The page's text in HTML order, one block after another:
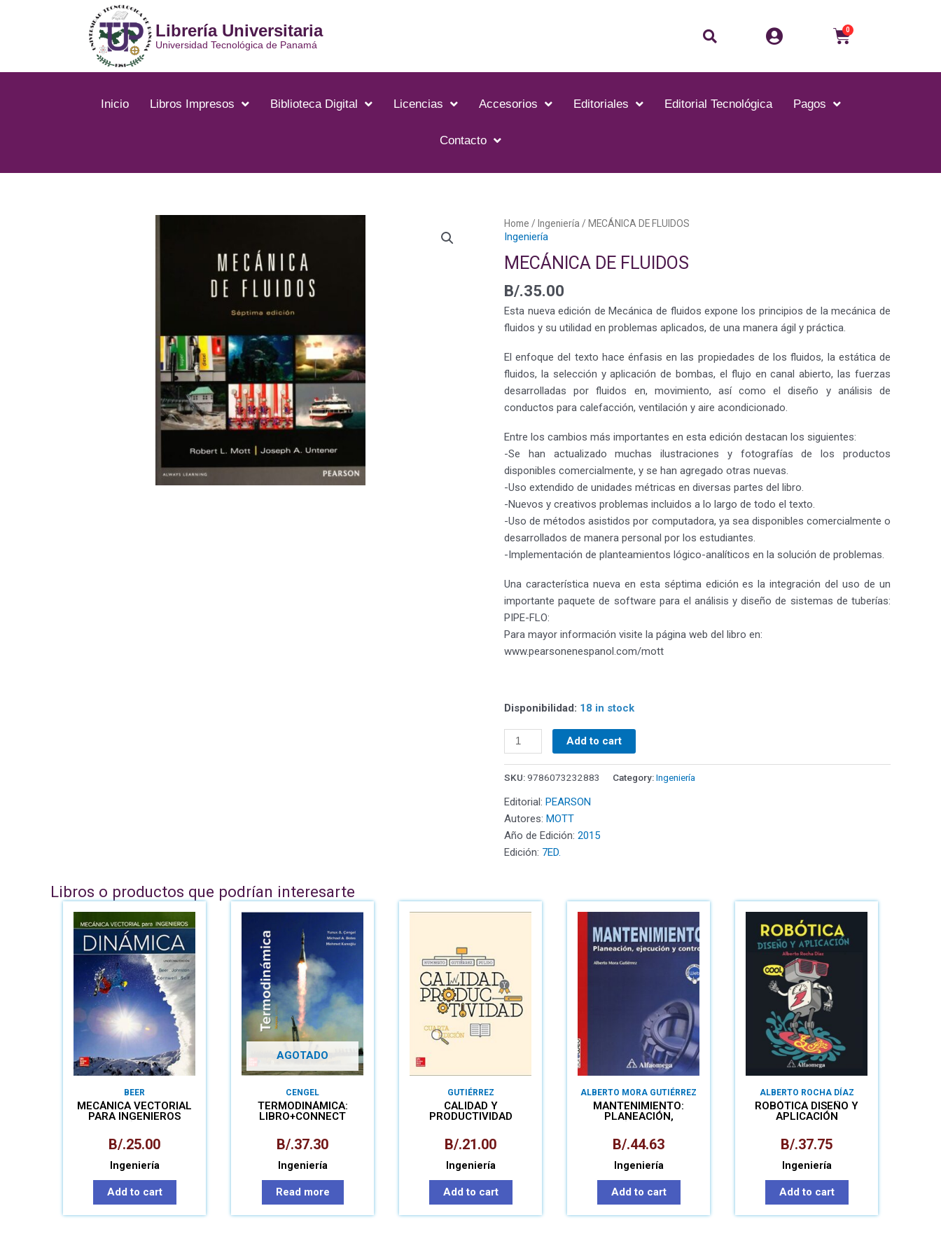
Librería Universitaria
Universidad Tecnológica de Panamá
0
Inicio Libros Impresos Biblioteca Digital Licencias Accesorios Editoriales Editorial Tecnológica Pagos
Contacto
Home / Ingeniería / MECÁNICA DE FLUIDOS
Ingeniería
MECÁNICA DE FLUIDOS
B/.35.00
Esta nueva edición de Mecánica de fluidos expone los principios de la mecánica de
fluidos y su utilidad en problemas aplicados, de una manera ágil y práctica.
El enfoque del texto hace énfasis en las propiedades de los fluidos, la estática de
fluidos, la selección y aplicación de bombas, el flujo en canal abierto, las fuerzas
desarrolladas por fluidos en, movimiento, así como el diseño y análisis de
conductos para calefacción, ventilación y aire acondicionado.
Entre los cambios más importantes en esta edición destacan los siguientes:
-Se han actualizado muchas ilustraciones y fotografías de los productos
disponibles comercialmente, y se han agregado otras nuevas.
-Uso extendido de unidades métricas en diversas partes del libro.
-Nuevos y creativos problemas incluidos a lo largo de todo el texto.
-Uso de métodos asistidos por computadora, ya sea disponibles comercialmente o
desarrollados de manera personal por los estudiantes.
-Implementación de planteamientos lógico-analíticos en la solución de problemas.
Una característica nueva en esta séptima edición es la integración del uso de un
importante paquete de software para el análisis y diseño de sistemas de tuberías:
PIPE-FLO:
Para mayor información visite la página web del libro en:
www.pearsonenespanol.com/mott
Disponibilidad: 18 in stock
Add to cart
SKU:9786073232883 Category:Ingeniería
Editorial: PEARSON
Autores: MOTT
Año de Edición: 2015
Edición: 7ED.
Libros o productos que podrían interesarte
BEER
MECÁNICA VECTORIAL
PARA INGENIEROS
B/.25.00
Ingeniería
Add to cart
AGOTADO
CENGEL
TERMODINÁMICA:
LIBRO+CONNECT
B/.37.30
Ingeniería
Read more
GUTIÉRREZ
CALIDAD Y
PRODUCTIVIDAD
B/.21.00
Ingeniería
Add to cart
ALBERTO MORA GUTIÉRREZ
MANTENIMIENTO:
PLANEACIÓN,
B/.44.63
Ingeniería
Add to cart
ALBERTO ROCHA DÍAZ
ROBÓTICA DISEÑO Y
APLICACIÓN
B/.37.75
Ingeniería
Add to cart